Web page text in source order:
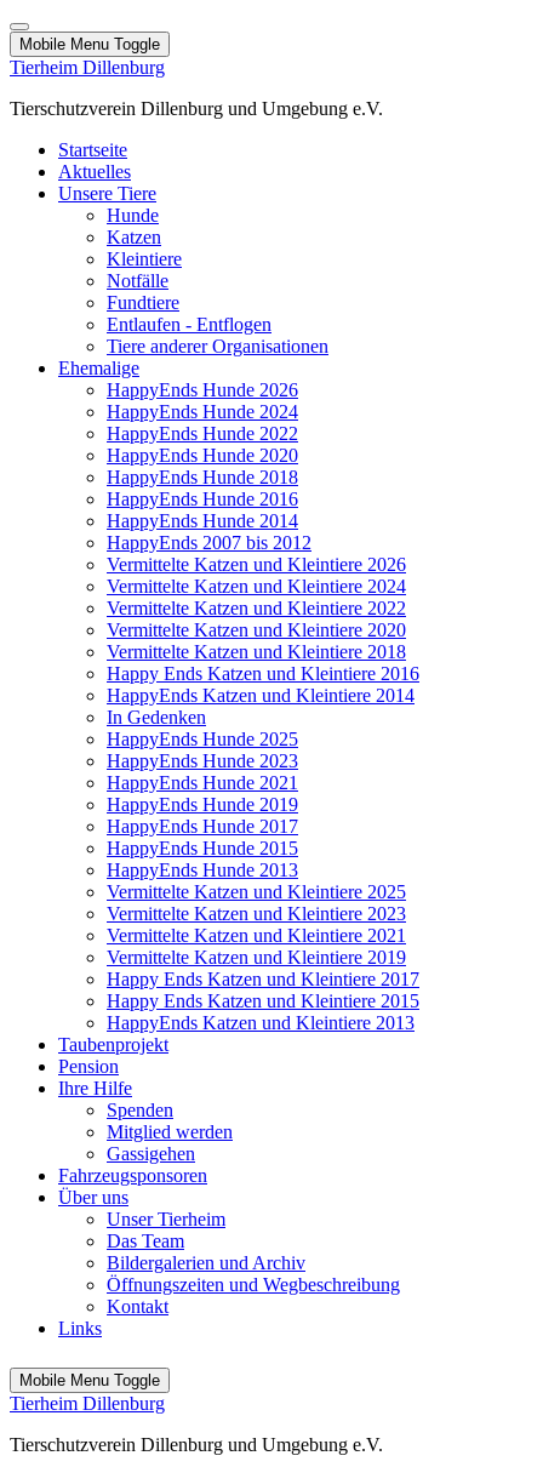
Mobile Menu Toggle
Tierheim Dillenburg
Tierschutzverein Dillenburg und Umgebung e.V.
Startseite
Aktuelles
Unsere Tiere
Hunde
Katzen
Kleintiere
Notfälle
Fundtiere
Entlaufen - Entflogen
Tiere anderer Organisationen
Ehemalige
HappyEnds Hunde 2026
HappyEnds Hunde 2024
HappyEnds Hunde 2022
HappyEnds Hunde 2020
HappyEnds Hunde 2018
HappyEnds Hunde 2016
HappyEnds Hunde 2014
HappyEnds 2007 bis 2012
Vermittelte Katzen und Kleintiere 2026
Vermittelte Katzen und Kleintiere 2024
Vermittelte Katzen und Kleintiere 2022
Vermittelte Katzen und Kleintiere 2020
Vermittelte Katzen und Kleintiere 2018
Happy Ends Katzen und Kleintiere 2016
HappyEnds Katzen und Kleintiere 2014
In Gedenken
HappyEnds Hunde 2025
HappyEnds Hunde 2023
HappyEnds Hunde 2021
HappyEnds Hunde 2019
HappyEnds Hunde 2017
HappyEnds Hunde 2015
HappyEnds Hunde 2013
Vermittelte Katzen und Kleintiere 2025
Vermittelte Katzen und Kleintiere 2023
Vermittelte Katzen und Kleintiere 2021
Vermittelte Katzen und Kleintiere 2019
Happy Ends Katzen und Kleintiere 2017
Happy Ends Katzen und Kleintiere 2015
HappyEnds Katzen und Kleintiere 2013
Taubenprojekt
Pension
Ihre Hilfe
Spenden
Mitglied werden
Gassigehen
Fahrzeugsponsoren
Über uns
Unser Tierheim
Das Team
Bildergalerien und Archiv
Öffnungszeiten und Wegbeschreibung
Kontakt
Links
Mobile Menu Toggle
Tierheim Dillenburg
Tierschutzverein Dillenburg und Umgebung e.V.